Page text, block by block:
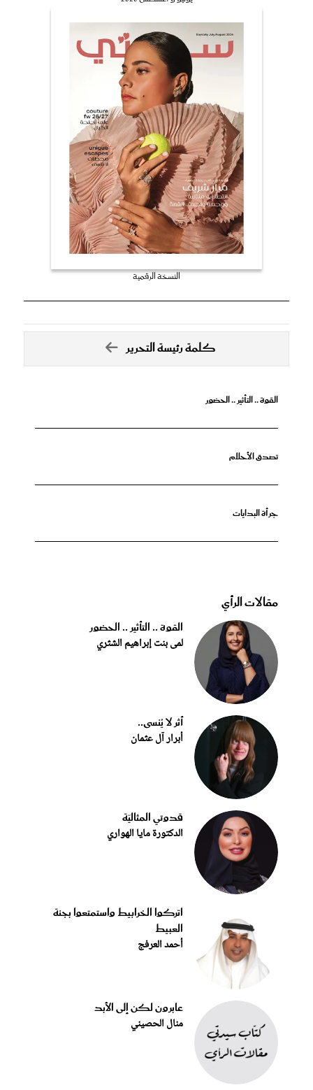
النسخة الرقمية
كلمة رئيسة التحرير
القوة .. التأثير .. الحضور
تصدق الأحلام
جرأة البدايات
مقالات الرأي
القوة .. التأثير .. الحضور
لمى بنت إبراهيم الشثري
أثر لا يُنسى..
أبرار آل عثمان
قدوتي المثاليّة
الدكتورة مايا الهواري
اتركوا الخرابيط واستمتعوا بجنة
العبيط
أحمد العرفج
عابرون لكن إلى الأبد
منال الحصيني